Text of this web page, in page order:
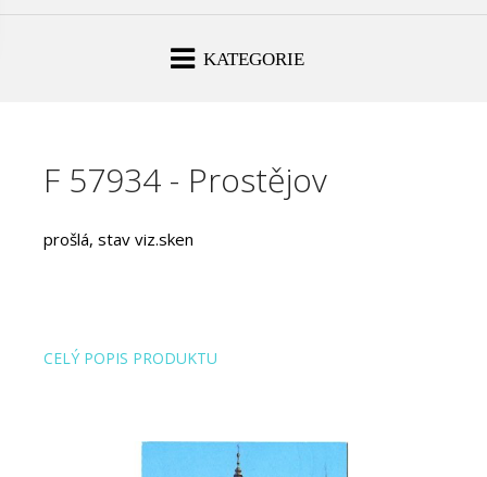
KATEGORIE
F 57934 - Prostějov
prošlá, stav viz.sken
CELÝ POPIS PRODUKTU